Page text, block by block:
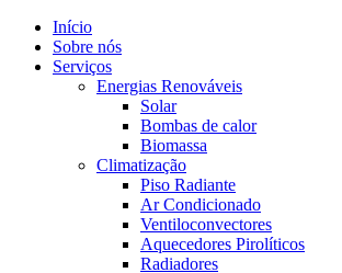
Início
Sobre nós
Serviços
Energias Renováveis
Solar
Bombas de calor
Biomassa
Climatização
Piso Radiante
Ar Condicionado
Ventiloconvectores
Aquecedores Pirolíticos
Radiadores